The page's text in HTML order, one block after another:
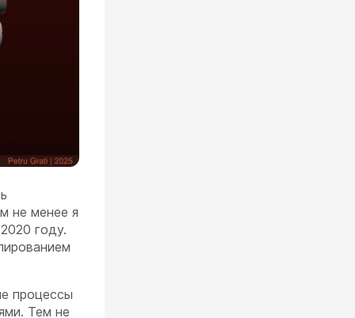
не менее я
году.
процессы
Тем не